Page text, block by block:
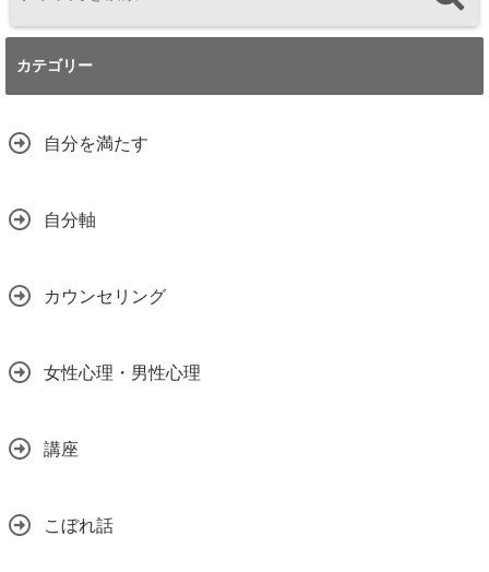
カテゴリー
自分を満たす
自分軸
カウンセリング
女性心理・男性心理
講座
こぼれ話